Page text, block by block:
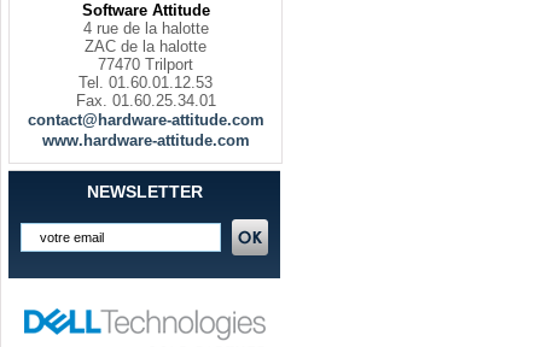
Software Attitude
4 rue de la halotte
ZAC de la halotte
77470 Trilport
Tel. 01.60.01.12.53
Fax. 01.60.25.34.01
contact@hardware-attitude.com
www.hardware-attitude.com
NEWSLETTER